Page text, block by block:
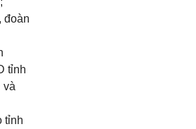
đoàn
tỉnh
và
tỉnh